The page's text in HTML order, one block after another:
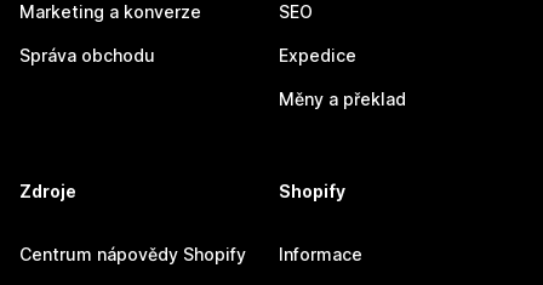
Marketing a konverze
Správa obchodu
SEO
Expedice
Měny a překlad
Zdroje
Centrum nápovědy Shopify
Shopify
Informace